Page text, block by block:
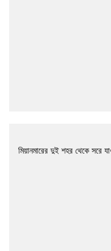
মিয়ানমারের দুই শহর থেকে সরে